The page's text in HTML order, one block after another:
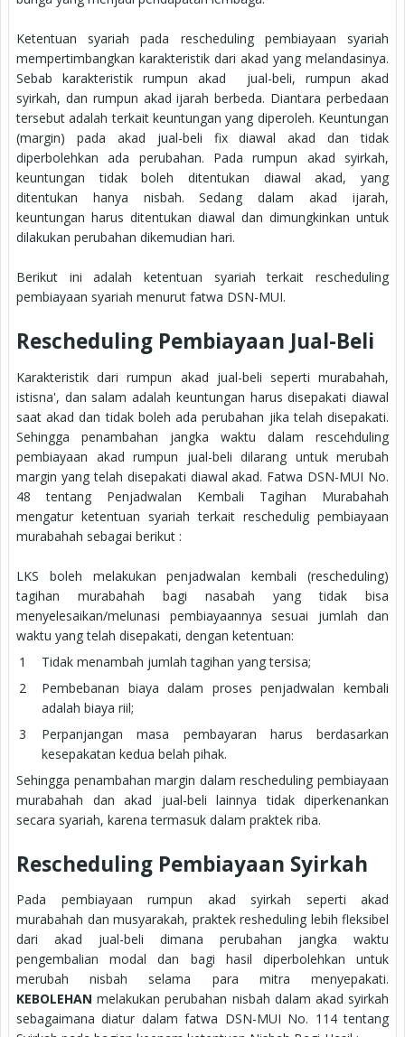
Ketentuan syariah pada rescheduling pembiayaan syariah
mempertimbangkan karakteristik dari akad yang melandasinya.
Sebab karakteristik rumpun akad jual-beli, rumpun akad
syirkah, dan rumpun akad ijarah berbeda. Diantara perbedaan
tersebut adalah terkait keuntungan yang diperoleh. Keuntungan
(margin) pada akad jual-beli fix diawal akad dan tidak
diperbolehkan ada perubahan. Pada rumpun akad syirkah,
keuntungan tidak boleh ditentukan diawal akad, yang
ditentukan hanya nisbah. Sedang dalam akad ijarah,
keuntungan harus ditentukan diawal dan dimungkinkan untuk
dilakukan perubahan dikemudian hari.
Berikut ini adalah ketentuan syariah terkait rescheduling
pembiayaan syariah menurut fatwa DSN-MUI.
Rescheduling Pembiayaan Jual-Beli
Karakteristik dari rumpun akad jual-beli seperti murabahah,
istisna', dan salam adalah keuntungan harus disepakati diawal
saat akad dan tidak boleh ada perubahan jika telah disepakati.
Sehingga penambahan jangka waktu dalam rescehduling
pembiayaan akad rumpun jual-beli dilarang untuk merubah
margin yang telah disepakati diawal akad. Fatwa DSN-MUI No.
48 tentang Penjadwalan Kembali Tagihan Murabahah
mengatur ketentuan syariah terkait reschedulig pembiayaan
murabahah sebagai berikut :
LKS boleh melakukan penjadwalan kembali (rescheduling)
tagihan murabahah bagi nasabah yang tidak bisa
menyelesaikan/melunasi pembiayaannya sesuai jumlah dan
waktu yang telah disepakati, dengan ketentuan:
Tidak menambah jumlah tagihan yang tersisa;
Pembebanan biaya dalam proses penjadwalan kembali
adalah biaya riil;
Perpanjangan masa pembayaran harus berdasarkan
kesepakatan kedua belah pihak.
Sehingga penambahan margin dalam rescheduling pembiayaan
murabahah dan akad jual-beli lainnya tidak diperkenankan
secara syariah, karena termasuk dalam praktek riba.
Rescheduling Pembiayaan Syirkah
Pada pembiayaan rumpun akad syirkah seperti akad
murabahah dan musyarakah, praktek resheduling lebih fleksibel
dari akad jual-beli dimana perubahan jangka waktu
pengembalian modal dan bagi hasil diperbolehkan untuk
merubah nisbah selama para mitra menyepakati.
KEBOLEHANmelakukan perubahan nisbah dalam akad syirkah
sebagaimana diatur dalam fatwa DSN-MUI No. 114 tentang